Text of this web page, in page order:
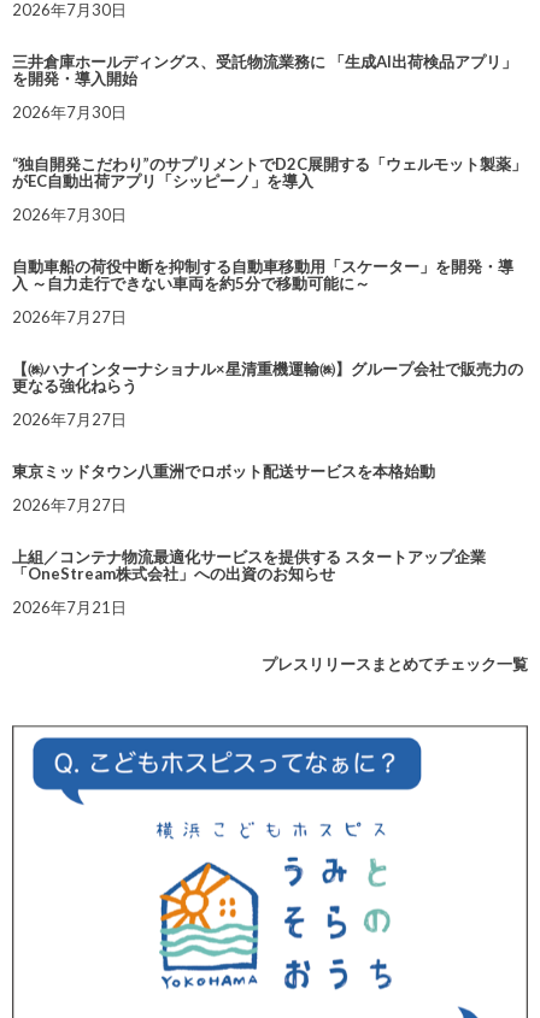
2026年7月30日
三井倉庫ホールディングス、受託物流業務に 「生成AI出荷検品アプリ」
を開発・導入開始
2026年7月30日
“独自開発こだわり”のサプリメントでD2C展開する「ウェルモット製薬」
がEC自動出荷アプリ「シッピーノ」を導入
2026年7月30日
自動車船の荷役中断を抑制する自動車移動用「スケーター」を開発・導
入 ～自力走行できない車両を約5分で移動可能に～
2026年7月27日
【㈱ハナインターナショナル×星清重機運輸㈱】グループ会社で販売力の
更なる強化ねらう
2026年7月27日
東京ミッドタウン八重洲でロボット配送サービスを本格始動
2026年7月27日
上組／コンテナ物流最適化サービスを提供する スタートアップ企業
「OneStream株式会社」への出資のお知らせ
2026年7月21日
プレスリリースまとめてチェック一覧